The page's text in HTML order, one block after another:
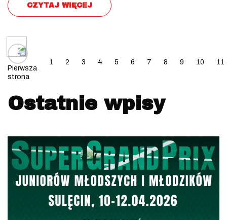
CZYTAJ WIĘCEJ
Posts navigation
Pierwsza
strona
1 2 3 4 5 6 7 8 9 10 11
Ostatnie wpisy